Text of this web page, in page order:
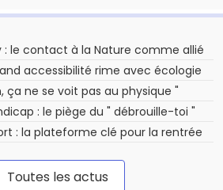
: le contact à la Nature comme allié
accessibilité rime avec écologie
ça ne se voit pas au physique "
: le piège du " débrouille-toi "
: la plateforme clé pour la rentrée
Toutes les actus